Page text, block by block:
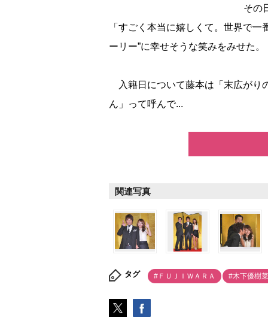
その
「すごく本当に嬉しくて。世界で
ーリー”に幸せそうな笑みをみせた。
入籍日について藤本は「末広がり
ん」って呼んで...
関連写真
タグ #ＦＵＪＩＷＡＲＡ #木下優樹菜